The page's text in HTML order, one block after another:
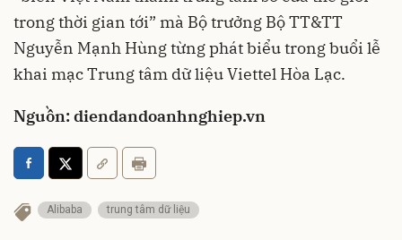
trong thời gian tới” mà Bộ trưởng Bộ TT&TT
Nguyễn Mạnh Hùng từng phát biểu trong buổi lễ
khai mạc Trung tâm dữ liệu Viettel Hòa Lạc.
Nguồn: diendandoanhnghiep.vn
Alibaba trung tâm dữ liệu